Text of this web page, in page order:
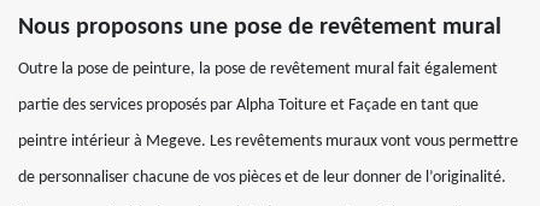
Nous proposons une pose de revêtement mural
Outre la pose de peinture, la pose de revêtement mural fait également
partie des services proposés par Alpha Toiture et Façade en tant que
peintre intérieur à Megeve. Les revêtements muraux vont vous permettre
de personnaliser chacune de vos pièces et de leur donner de l’originalité.